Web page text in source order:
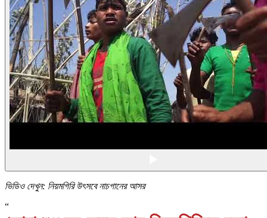
ভিডিও দেখুন: নিয়মগিরি উৎসবে নাচগানের আসর
“